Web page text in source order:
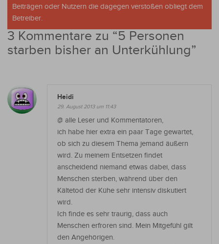
Beiträgen oder Nutzern die dagegen verstoßen obliegt dem
Betreiber.
3 Kommentare zu “5 Personen
starben bisher an Unterkühlung”
Heidi
29. August 2013 um 11:43
@ alle Leser und Kommentatoren,
ich habe hier extra ein paar Tage gewartet,
ob sich zu diesem Thema jemand äußern
wird. Zu meinem Entsetzen findet
anscheidend niemand etwas dabei, dass
Menschen sterben, während über den
Kältetod der Kühe sehr intensiv diskutiert
wird.
Ich finde es sehr traurig, dass auch
Menschen erfroren sind. Mein Mitgefühl gilt
den Angehörigen.